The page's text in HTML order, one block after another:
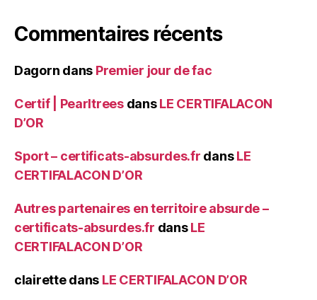
Commentaires récents
Dagorn dans Premier jour de fac
Certif | PearltreesdansLE CERTIFALACON
D’OR
Sport – certificats-absurdes.fr dansLE
CERTIFALACON D’OR
Autres partenaires en territoire absurde –
certificats-absurdes.fr dansLE
CERTIFALACON D’OR
clairettedans LE CERTIFALACON D’OR